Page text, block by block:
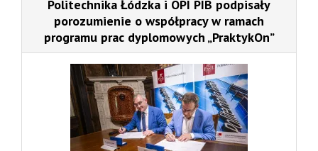
Politechnika Łódzka i OPI PIB podpisały
porozumienie o współpracy w ramach
programu prac dyplomowych „PraktykOn”